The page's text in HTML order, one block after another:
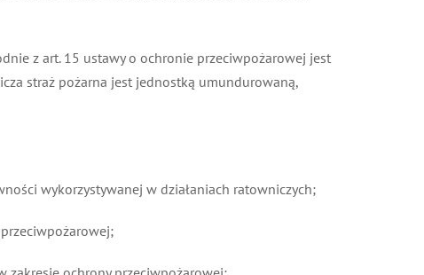
z art. 15 ustawy o ochronie przeciwpożarowej jest
straż pożarna jest jednostką umundurowaną,
wykorzystywanej w działaniach ratowniczych;